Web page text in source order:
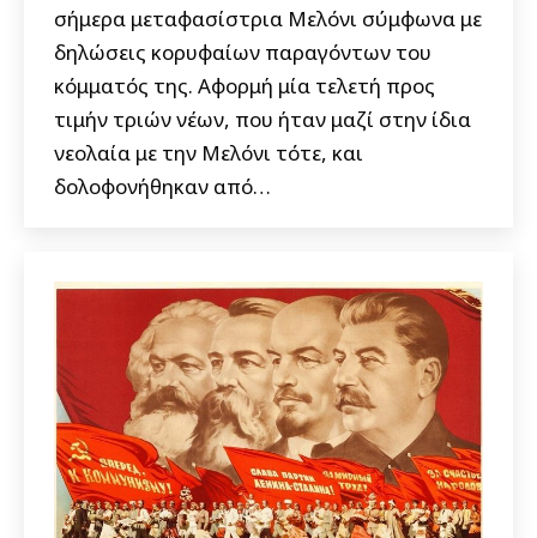
σήμερα μεταφασίστρια Μελόνι σύμφωνα με
δηλώσεις κορυφαίων παραγόντων του
κόμματός της. Αφορμή μία τελετή προς
τιμήν τριών νέων, που ήταν μαζί στην ίδια
νεολαία με την Μελόνι τότε, και
δολοφονήθηκαν από…